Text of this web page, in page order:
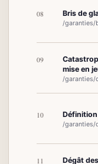
08 Bris de
/garanties/
09
mise en
/garanties/
10 Définition
/garanties/
11 Dégât